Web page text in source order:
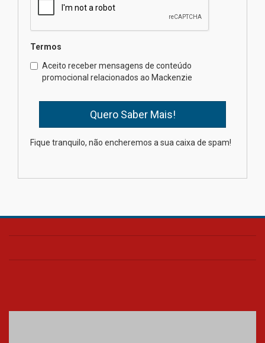
04.08.2026
Brasília prepara seus
estudantes para o PAS antes
mesmo do Ensino Médio
na educação dos filhos além da
Termos
Aceito receber mensagens de conteúdo
promocional relacionados ao Mackenzie
Fique tranquilo, não encheremos a sua caixa de spam!